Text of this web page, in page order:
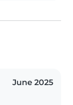
June 2025